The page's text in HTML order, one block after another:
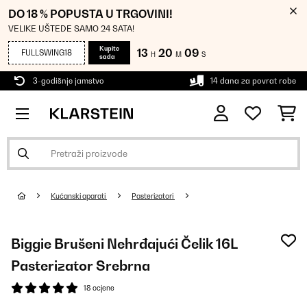
DO 18 % POPUSTA U TRGOVINI!
VELIKE UŠTEDE SAMO 24 SATA!
FULLSWING18
Kupite
sada
13 H 20 M 08 S
3-godišnje jamstvo 14 dana za povrat robe
Kućanski aparati Pasterizatori
Biggie Brušeni Nehrđajući Čelik 16L
Pasterizator Srebrna
18 ocjene